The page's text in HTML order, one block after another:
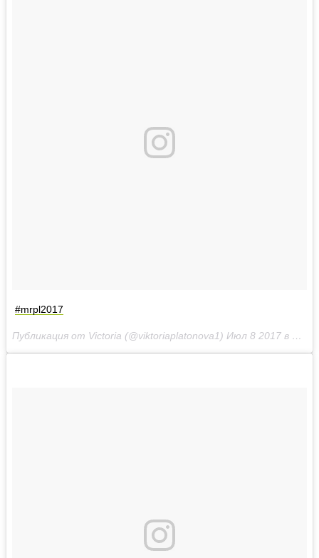
#mrpl2017
Публикация от Victoria (@viktoriaplatonova1) Июл 8 2017 в 12:49 PDT